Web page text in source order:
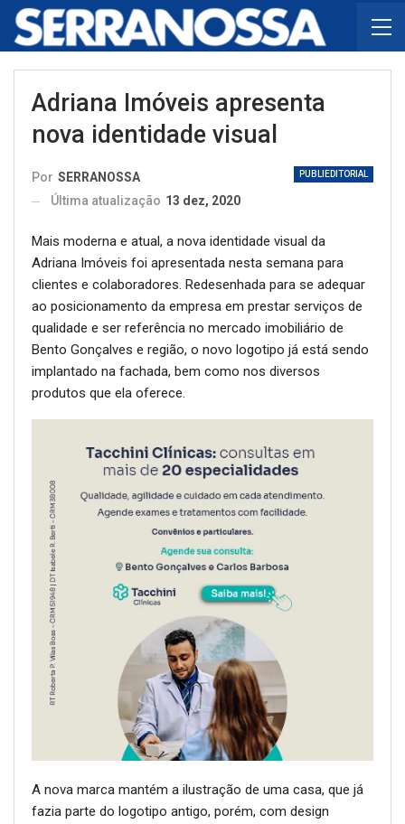
Adriana Imóveis apresenta
nova identidade visual
PUBLIEDITORIAL
Por SERRANOSSA
Última atualização 13 dez, 2020
Mais moderna e atual, a nova identidade visual da
Adriana Imóveis foi apresentada nesta semana para
clientes e colaboradores. Redesenhada para se adequar
ao posicionamento da empresa em prestar serviços de
qualidade e ser referência no mercado imobiliário de
Bento Gonçalves e região, o novo logotipo já está sendo
implantado na fachada, bem como nos diversos
produtos que ela oferece.
A nova marca mantém a ilustração de uma casa, que já
fazia parte do logotipo antigo, porém, com design